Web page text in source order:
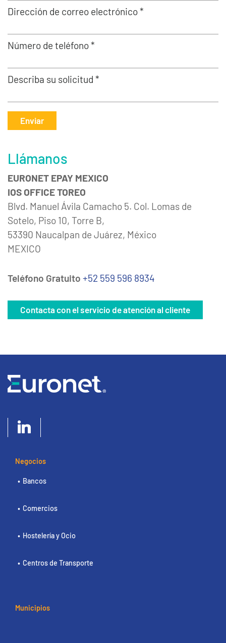
Dirección de correo electrónico *
Número de teléfono *
Describa su solicitud *
Enviar
Llámanos
EURONET EPAY MEXICO
IOS OFFICE TOREO
Blvd. Manuel Ávila Camacho 5. Col. Lomas de
Sotelo, Piso 10, Torre B,
53390 Naucalpan de Juárez, México
MEXICO
Teléfono Gratuito +52 559 596 8934
Contacta con el servicio de atención al cliente
Negocios
Bancos
Comercios
Hostelería y Ocio
Centros de Transporte
Municipios